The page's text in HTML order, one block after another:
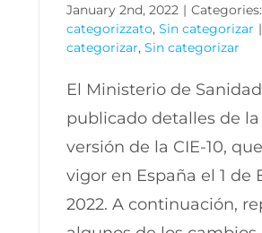
January 2nd, 2022 | Categories:
categorizzato, Sin categorizar |
categorizar, Sin categorizar
El Ministerio de
publicado detalles de
versión de la CIE-10,
vigor en España el 1 de
2022. A continuación,